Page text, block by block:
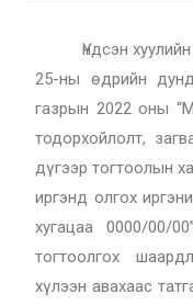
Үндсэн хуулийн
25-ны өдрийн
газрын 2022 оны
тодорхойлолт,
дүгээр тогтоолын
иргэнд олгох
хугацаа 0000/00/
тогтоолгох
хүлээн авахаас